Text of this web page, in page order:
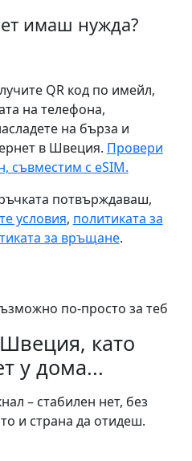
имаш нужда?
QR код по имейл,
на телефона,
на бърза и
в Швеция. Провери
съвместим с eSIM.
потвърждаваш,
условия, политиката за
за връщане.
по-просто за теб
като
у дома...
– стабилен нет, без
и страна да отидеш.